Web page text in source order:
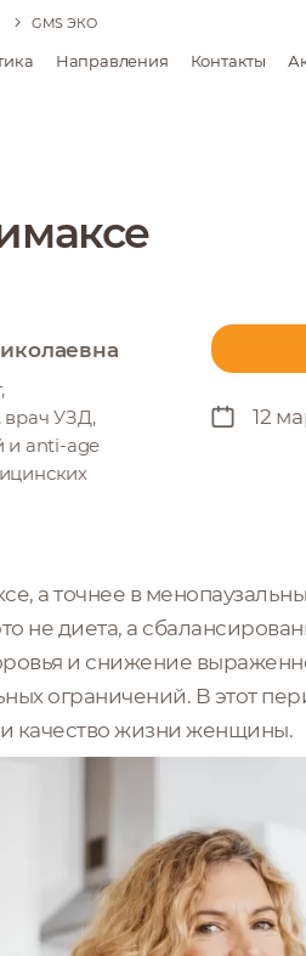
Направления Контакты
GMS ЭКО
врач УЗД,
и anti-age
12
а точнее в
не диета, а
и снижение
ограничений. В этот
качество жизни женщины.